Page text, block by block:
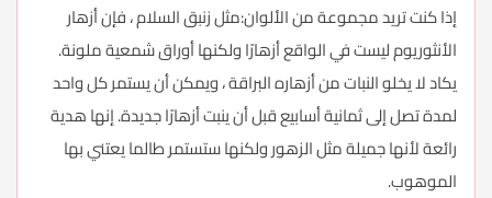
إذا كنت تريد مجموعة من الألوان:مثل زنبق السلام ، فإن أزهار
الأنثوريوم ليست في الواقع أزهارًا ولكنها أوراق شمعية ملونة.
يكاد لا يخلو النبات من أزهاره البراقة ، ويمكن أن يستمر كل واحد
لمدة تصل إلى ثمانية أسابيع قبل أن ينبت أزهارًا جديدة. إنها هدية
رائعة لأنها جميلة مثل الزهور ولكنها ستستمر طالما يعتني بها
الموهوب.